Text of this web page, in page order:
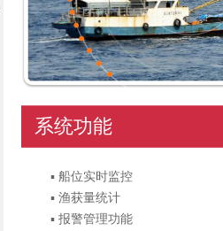
系统功能
▪ 船位实时监控
▪ 渔获量统计
▪ 报警管理功能